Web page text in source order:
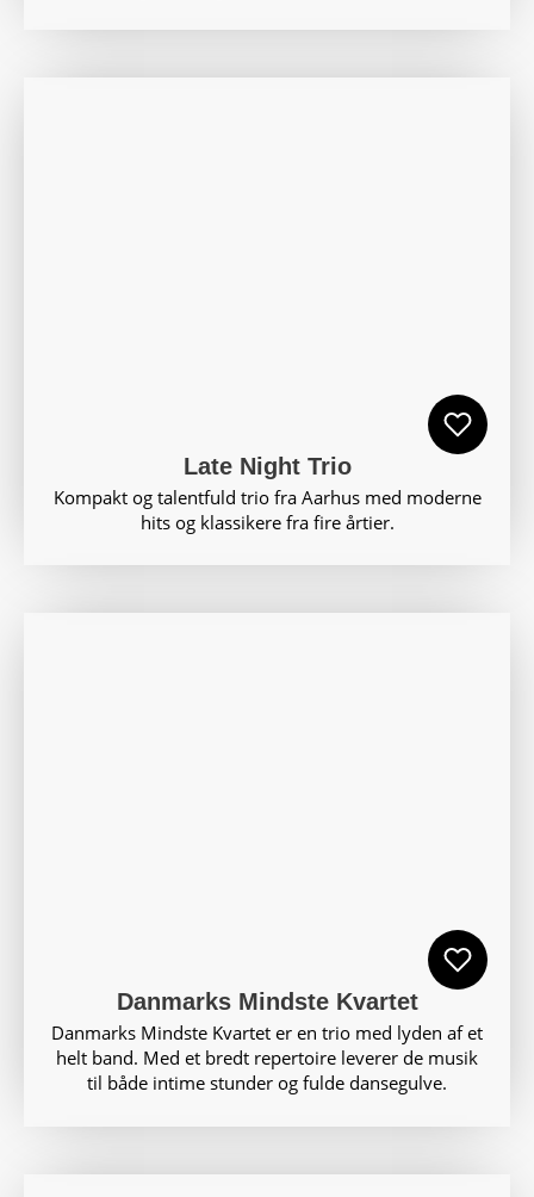
Late Night Trio
Kompakt og talentfuld trio fra Aarhus med moderne
hits og klassikere fra fire årtier.
Danmarks Mindste Kvartet
Danmarks Mindste Kvartet er en trio med lyden af et
helt band. Med et bredt repertoire leverer de musik
til både intime stunder og fulde dansegulve.